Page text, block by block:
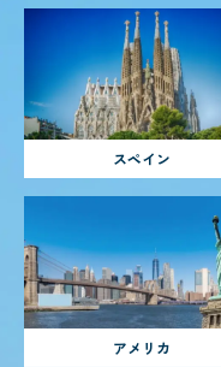
スペイン
アメリカ